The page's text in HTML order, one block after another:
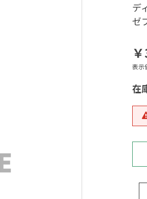
デ
ゼ
表示
在